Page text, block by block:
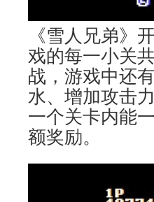
《雪人兄弟》
戏的每一小关
战，游戏中还
水、增加攻击
一个关卡内能
额奖励。